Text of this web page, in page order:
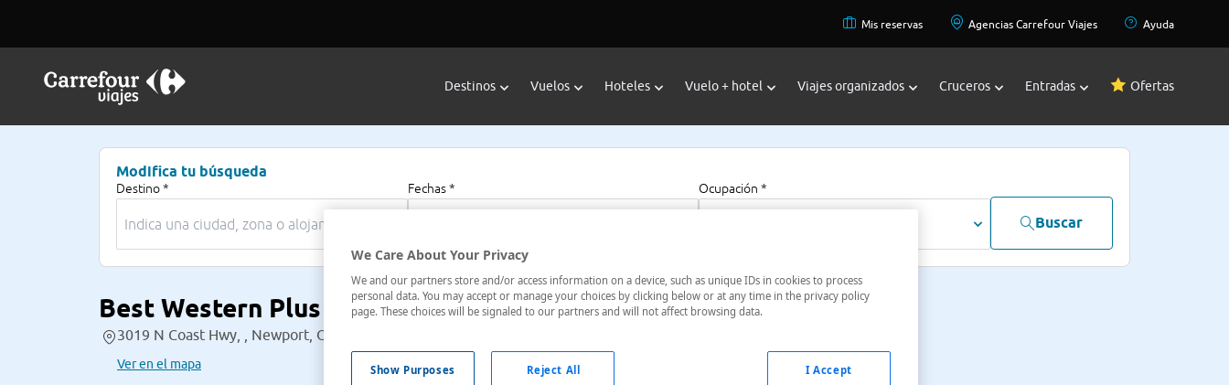
Mis reservas Agencias Carrefour Viajes Ayuda
Destinos Vuelos Hoteles Vuelo + hotel Viajes organizados Cruceros Entradas Ofertas
Modifica tu búsqueda
Destino * Fechas * Ocupación *
Buscar
Best Western Plus Agate Beach Inn
3019 N Coast Hwy, , Newport, Oregon, Estados Unidos
Ver en el mapa
We Care About Your Privacy
We and our partners store and/or access information on a device, such as unique IDs in cookies to process
personal data. You may accept or manage your choices by clicking below or at any time in the privacy policy
page. These choices will be signaled to our partners and will not affect browsing data.
Show Purposes Reject All I Accept